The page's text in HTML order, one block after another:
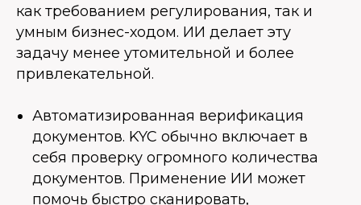
как требованием регулирования, так и
умным бизнес-ходом. ИИ делает эту
задачу менее утомительной и более
привлекательной.
Автоматизированная верификация
документов. KYC обычно включает в
себя проверку огромного количества
документов. Применение ИИ может
помочь быстро сканировать,